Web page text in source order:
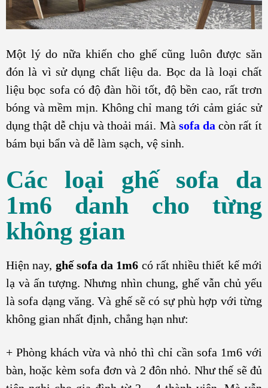
Một lý do nữa khiến cho ghế cũng luôn được săn
đón là vì sử dụng chất liệu da. Bọc da là loại chất
liệu bọc sofa có độ đàn hồi tốt, độ bền cao, rất trơn
bóng và mềm mịn. Không chỉ mang tới cảm giác sử
dụng thật dễ chịu và thoải mái. Mà sofa da còn rất ít
bám bụi bẩn và dễ làm sạch, vệ sinh.
Các loại ghế sofa da
1m6 danh cho từng
không gian
Hiện nay, ghế sofa da 1m6 có rất nhiều thiết kế mới
lạ và ấn tượng. Nhưng nhìn chung, ghế vẫn chủ yếu
là sofa dạng văng. Và ghế sẽ có sự phù hợp với từng
không gian nhất định, chẳng hạn như:
+ Phòng khách vừa và nhỏ thì chỉ cần sofa 1m6 với
bàn, hoặc kèm sofa đơn và 2 đôn nhỏ. Như thế sẽ đủ